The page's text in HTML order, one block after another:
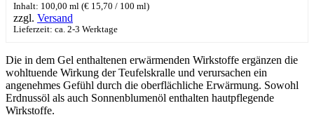
Inhalt: 100,00 ml (€ 15,70 / 100 ml)
zzgl. Versand
Lieferzeit: ca. 2-3 Werktage
Die in dem Gel enthaltenen erwärmenden Wirkstoffe ergänzen die
wohltuende Wirkung der Teufelskralle und verursachen ein
angenehmes Gefühl durch die oberflächliche Erwärmung. Sowohl
Erdnussöl als auch Sonnenblumenöl enthalten hautpflegende
Wirkstoffe.